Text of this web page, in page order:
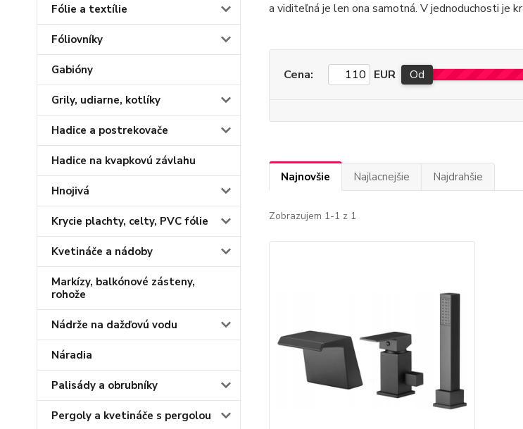
Fólie a textílie
Fóliovníky
Gabióny
Grily, udiarne, kotlíky
Hadice a postrekovače
Hadice na kvapkovú závlahu
Hnojivá
Krycie plachty, celty, PVC fólie
Kvetináče a nádoby
Markízy, balkónové zásteny,
rohože
Nádrže na dažďovú vodu
Náradia
Palisády a obrubníky
Pergoly a kvetináče s pergolou
a viditeľná je len ona samotná. V jednoduchosti je
Cena: EUR Od
Najnovšie Najlacnejšie Najdrahšie
Zobrazujem 1-1 z 1